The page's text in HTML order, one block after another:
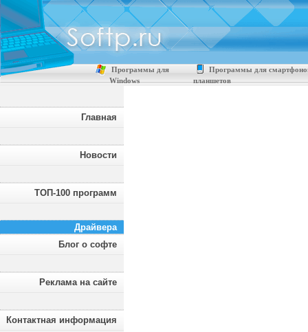
Программы для
Windows
Программы для
планшетов
Главная
Новости
ТОП-100 программ
Драйвера
Блог о софте
Реклама на сайте
Контактная информация